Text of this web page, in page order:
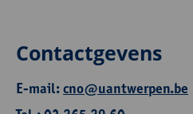
Contactgevens
E-mail:cno@uantwerpen.be